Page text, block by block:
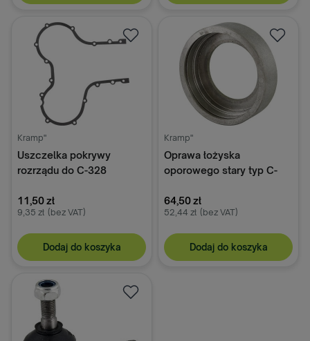
Kramp"
Uszczelka pokrywy
rozrządu do C-328
11,50 zł
9,35 zł (bez VAT)
Dodaj do koszyka
Kramp"
Oprawa łożyska
oporowego stary typ C-
64,50 zł
52,44 zł (bez VAT)
Dodaj do koszyka